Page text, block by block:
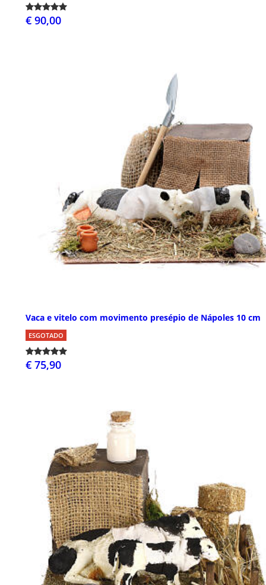
€ 90,00
Vaca e vitelo com movimento presépio de Nápoles 10 cm
ESGOTADO
€ 75,90